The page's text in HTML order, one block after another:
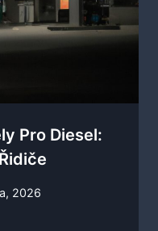
Pro Diesel:
2026